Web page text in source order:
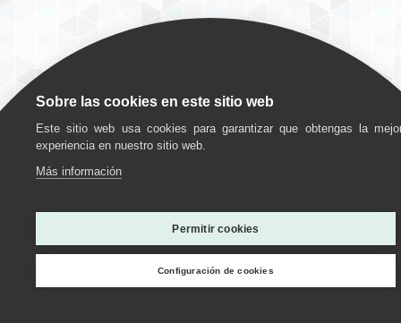
Sin
Por
grupociudadjardin
14
febrero,
Utilizamos cookies para ofrecerte la mejor experiencia en
Puedes aprender más sobre qué cookies utilizamos o
desactivarlas en losajustes.
Sobre las cookies en este sitio web
Este sitio web usa cookies para garantizar que obtengas la
experiencia en nuestro sitio web.
Más información
Permitir cookies
Configuración de cookies